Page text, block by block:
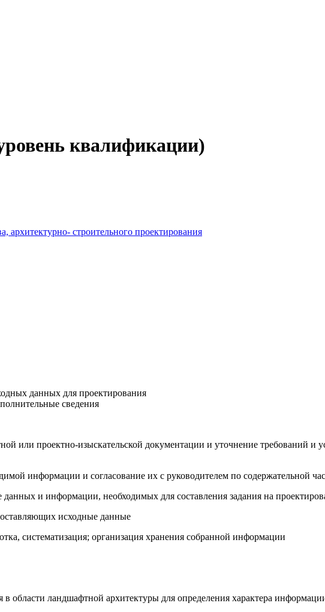
квалификации)
строительного проектирования
данных для проектирования
сведения
или проектно-изыскательской документации и уточнение требований и
информации и согласование их с руководителем по содержательной
и информации, необходимых для составления задания на
исходные данные
систематизация; организация хранения собранной информации
ландшафтной архитектуры для определения характера